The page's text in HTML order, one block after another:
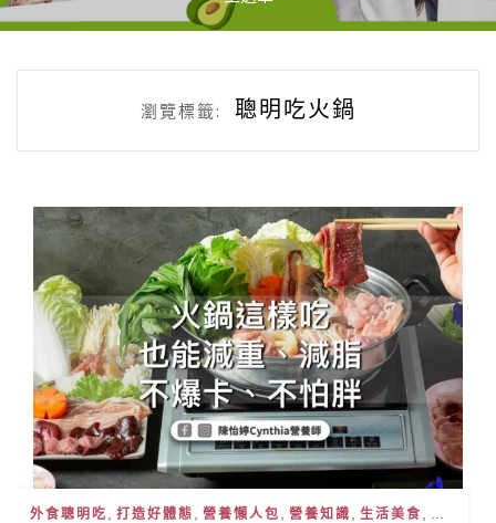
瀏覽標籤: 聰明吃火鍋
外食聰明吃 打造好體態 營養懶人包 營養知識 生活美食